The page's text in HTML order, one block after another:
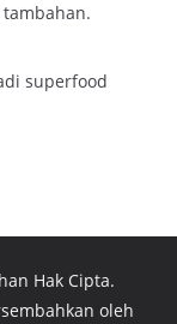
superfood
Hak Cipta.
oleh